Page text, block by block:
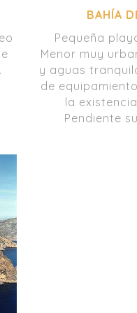
BAHÍA
Pequeña
Menor muy
y aguas
de
la
Pendiente